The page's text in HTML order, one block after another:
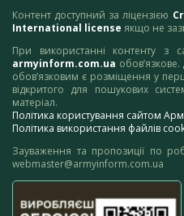
Контент доступний за ліцензією
International license якщо не
При використанні контенту з
armyinform.com.ua
обов’язковим є розміщення у
відкритого для пошукових
матеріал.
Політика користування сайтом
Політика використання файлів
Зауваження та пропозиції по
webmaster@armyinform.com.ua